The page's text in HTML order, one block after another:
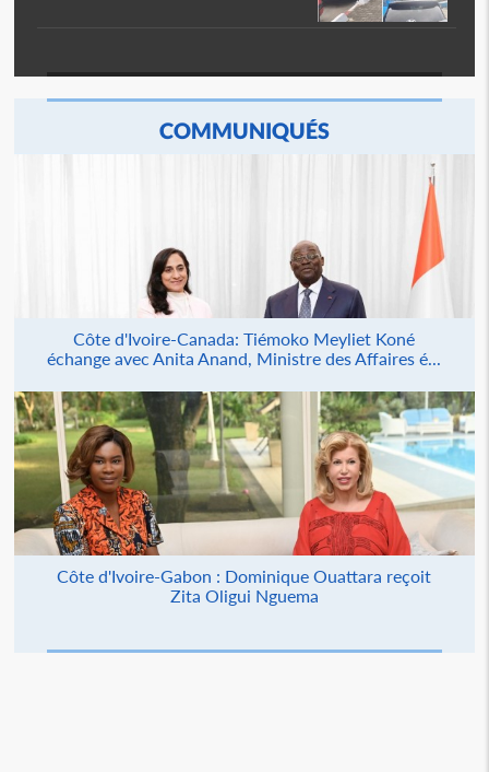
COMMUNIQUÉS
Côte d'Ivoire-Canada: Tiémoko Meyliet Koné
échange avec Anita Anand, Ministre des Affaires é...
Côte d'Ivoire-Gabon : Dominique Ouattara reçoit
Zita Oligui Nguema